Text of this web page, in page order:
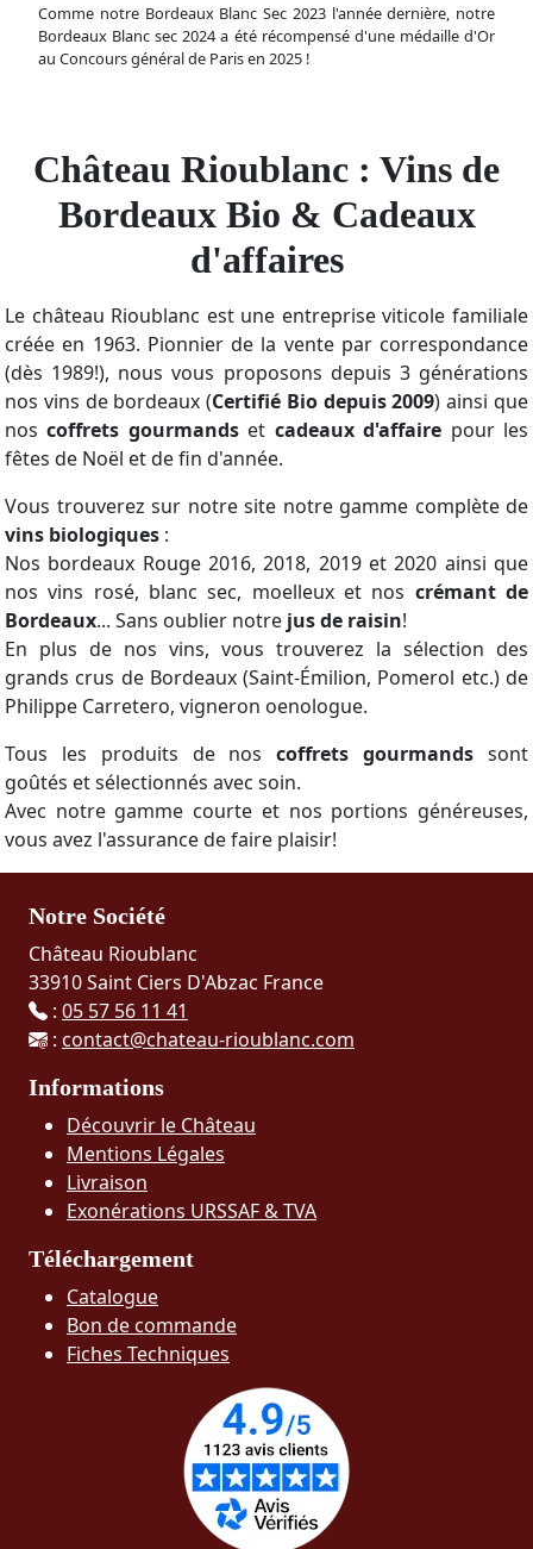
Comme notre Bordeaux Blanc Sec 2023 l'année dernière, notre
Bordeaux Blanc sec 2024 a été récompensé d'une médaille d'Or
au Concours général de Paris en 2025 !
Château Rioublanc : Vins de
Bordeaux Bio & Cadeaux
d'affaires
Le château Rioublanc est une entreprise viticole familiale
créée en 1963. Pionnier de la vente par correspondance
(dès 1989!), nous vous proposons depuis 3 générations
nos vins de bordeaux (Certifié Bio depuis 2009) ainsi que
noscoffrets gourmandset cadeaux d'affaire pour les
fêtes de Noël et de fin d'année.
Vous trouverez sur notre site notre gamme complète de
vins biologiques :
Nos bordeaux Rouge 2016, 2018, 2019 et 2020 ainsi que
nos vins rosé, blanc sec, moelleux et nos crémant de
Bordeaux... Sans oublier notre jus de raisin!
En plus de nos vins, vous trouverez la sélection des
grands crus de Bordeaux (Saint-Émilion, Pomerol etc.) de
Philippe Carretero, vigneron oenologue.
Tous les produits de noscoffrets gourmands sont
goûtés et sélectionnés avec soin.
Avec notre gamme courte et nos portions généreuses,
vous avez l'assurance de faire plaisir!
Notre Société
Château Rioublanc
33910 Saint Ciers D'Abzac France
: 05 57 56 11 41
: contact@chateau-rioublanc.com
Informations
Découvrir le Château
Mentions Légales
Livraison
Exonérations URSSAF & TVA
Téléchargement
Catalogue
Bon de commande
Fiches Techniques